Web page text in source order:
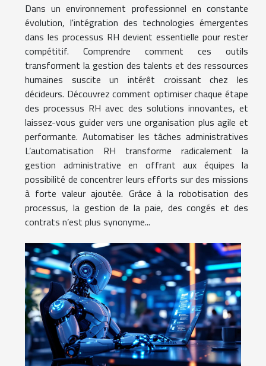
Dans un environnement professionnel en constante
évolution, l'intégration des technologies émergentes
dans les processus RH devient essentielle pour rester
compétitif. Comprendre comment ces outils
transforment la gestion des talents et des ressources
humaines suscite un intérêt croissant chez les
décideurs. Découvrez comment optimiser chaque étape
des processus RH avec des solutions innovantes, et
laissez-vous guider vers une organisation plus agile et
performante. Automatiser les tâches administratives
L’automatisation RH transforme radicalement la
gestion administrative en offrant aux équipes la
possibilité de concentrer leurs efforts sur des missions
à forte valeur ajoutée. Grâce à la robotisation des
processus, la gestion de la paie, des congés et des
contrats n’est plus synonyme...